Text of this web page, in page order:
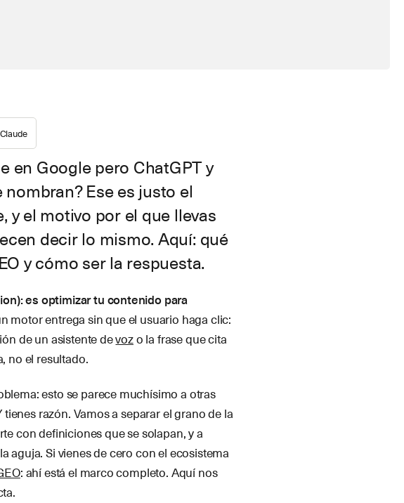
Claude
en Google pero ChatGPT y
Ese es justo el
y el motivo por el que llevas
decir lo mismo. Aquí: qué
y cómo ser la respuesta.
es optimizar tu contenido para
motor entrega sin que el usuario haga clic:
de un asistente devozo la frase que cita
no el resultado.
esto se parece muchísimo a otras
razón. Vamos a separar el grano de la
con definiciones que se solapan, y a
aguja. Si vienes de cero con el ecosistema
: ahí está el marco completo. Aquí nos